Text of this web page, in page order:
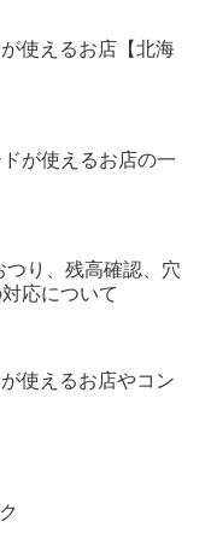
使えるお店【北海
が使えるお店の一
つり、残高確認、穴
応について
使えるお店やコン